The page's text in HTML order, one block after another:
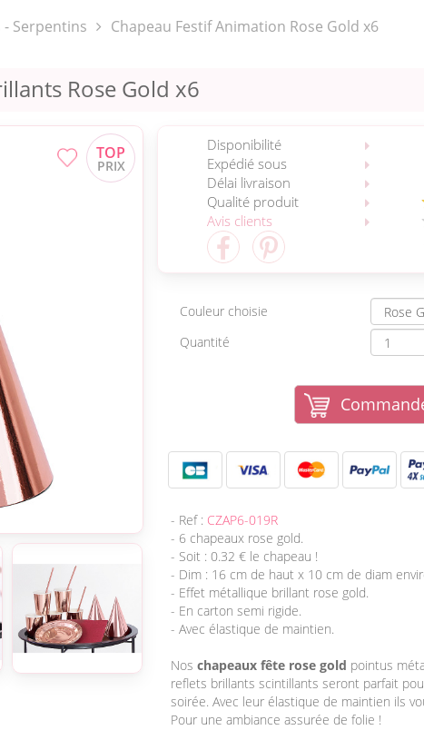
Serpentins Chapeau Festif Animation Rose Gold x6
Rose Gold x6
Disponibilité
Expédié sous
Délai livraison
Qualité produit
Avis clients
Couleur choisie
Quantité
- Ref : CZAP6-019R
- 6 chapeaux rose gold.
- Soit : 0.32 € le chapeau !
- Dim : 16 cm de haut x 10 cm de diam
- Effet métallique brillant rose gold.
- En carton semi rigide.
- Avec élastique de maintien.
Nos chapeaux fête rose gold pointus
reflets brillants scintillants seront parfait
soirée. Avec leur élastique de maintien ils
Pour une ambiance assurée de folie !